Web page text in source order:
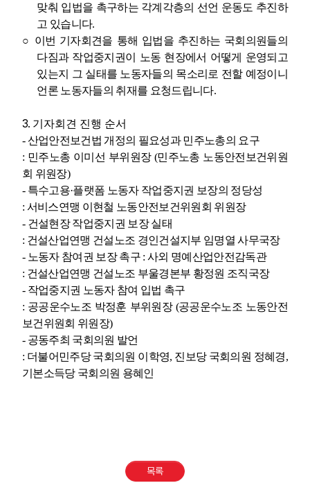
맞춰 입법을 촉구하는 각계각층의 선언 운동도 추진하
고 있습니다.
○ 이번 기자회견을 통해 입법을 추진하는 국회의원들의
다짐과 작업중지권이 노동 현장에서 어떻게 운영되고
있는지 그 실태를 노동자들의 목소리로 전할 예정이니
언론 노동자들의 취재를 요청드립니다.
3. 기자회견 진행 순서
-산업안전보건법 개정의 필요성과 민주노총의 요구
: 민주노총 이미선 부위원장 (민주노총 노동안전보건위원
회 위원장)
- 특수고용·플랫폼 노동자 작업중지권 보장의 정당성
: 서비스연맹 이현철 노동안전보건위원회 위원장
- 건설현장 작업중지권 보장 실태
: 건설산업연맹 건설노조 경인건설지부 임명열 사무국장
- 노동자 참여권 보장 촉구 :사외 명예산업안전감독관
: 건설산업연맹 건설노조 부울경본부 황정원 조직국장
- 작업중지권 노동자 참여 입법 촉구
: 공공운수노조 박정훈 부위원장 (공공운수노조 노동안전
보건위원회 위원장)
- 공동주최 국회의원 발언
: 더불어민주당 국회의원 이학영, 진보당 국회의원 정혜경,
기본소득당 국회의원 용혜인
목록